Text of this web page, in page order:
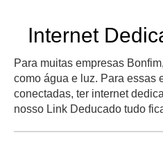
Internet
Para muitas empresas
como água e luz. Para essas
conectadas, ter internet
nosso Link Deducado tudo